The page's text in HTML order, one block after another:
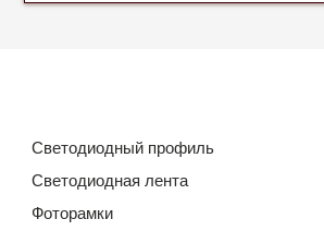
Светодиодный профиль
Светодиодная лента
Фоторамки